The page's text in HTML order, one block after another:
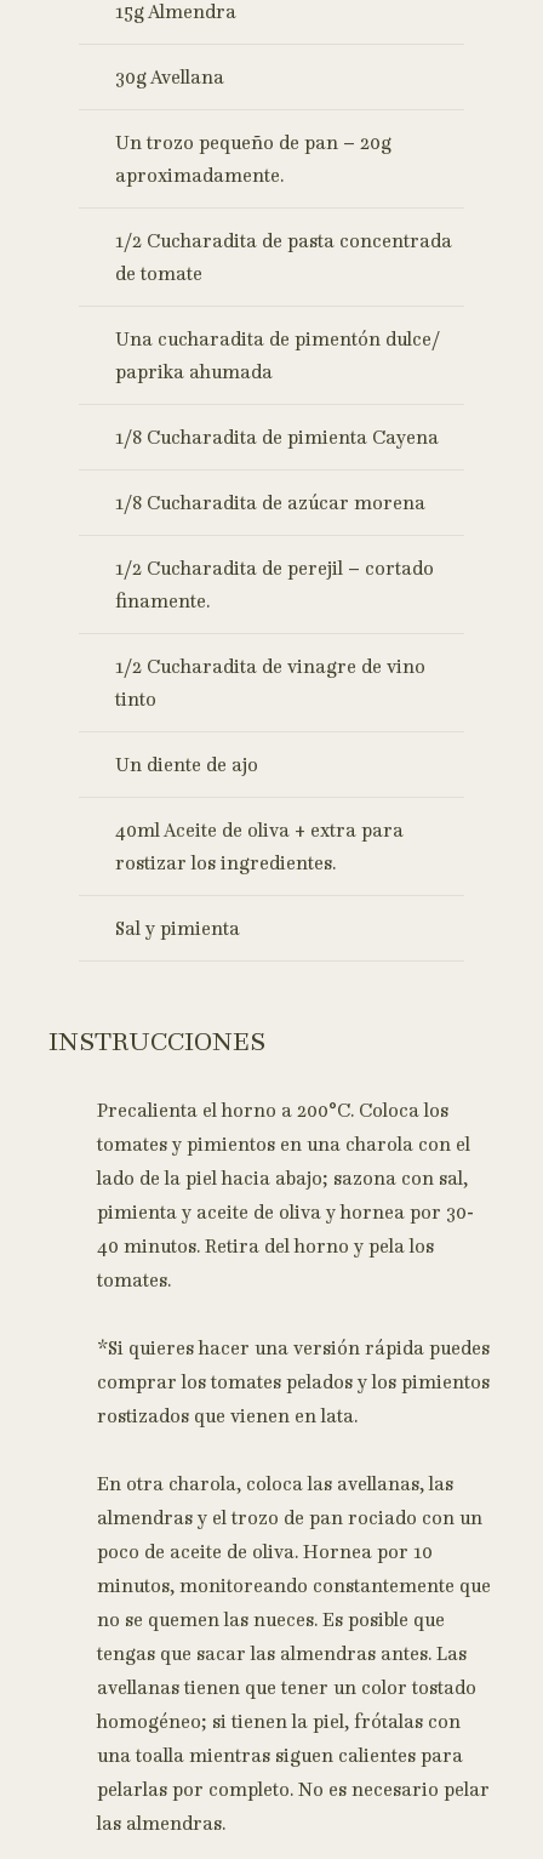
15g Almendra
30g Avellana
Un trozo pequeño de pan – 20g
aproximadamente.
1/2 Cucharadita de pasta concentrada
de tomate
Una cucharadita de pimentón dulce/
paprika ahumada
1/8 Cucharadita de pimienta Cayena
1/8 Cucharadita de azúcar morena
1/2 Cucharadita de perejil – cortado
finamente.
1/2 Cucharadita de vinagre de vino
tinto
Un diente de ajo
40ml Aceite de oliva + extra para
rostizar los ingredientes.
Sal y pimienta
INSTRUCCIONES
Precalienta el horno a 200°C. Coloca los
tomates y pimientos en una charola con el
lado de la piel hacia abajo; sazona con sal,
pimienta y aceite de oliva y hornea por 30-
40 minutos. Retira del horno y pela los
tomates.
*Si quieres hacer una versión rápida puedes
comprar los tomates pelados y los pimientos
rostizados que vienen en lata.
En otra charola, coloca las avellanas, las
almendras y el trozo de pan rociado con un
poco de aceite de oliva. Hornea por 10
minutos, monitoreando constantemente que
no se quemen las nueces. Es posible que
tengas que sacar las almendras antes. Las
avellanas tienen que tener un color tostado
homogéneo; si tienen la piel, frótalas con
una toalla mientras siguen calientes para
pelarlas por completo. No es necesario pelar
las almendras.